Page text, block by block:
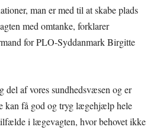
man er med til at skabe plads
med omtanke, forklarer
for PLO-Syddanmark Birgitte
af vores sundhedsvæsen og er
kan få god og tryg lægehjælp hele
i lægevagten, hvor behovet ikke